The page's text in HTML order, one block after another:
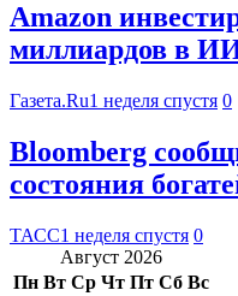
Amazon
миллиардов в
Газета.Ru1 неделя спустя 0
Bloomberg
состояния
ТАСС1 неделя спустя 0
Август 2026
Пн Вт Ср Чт Пт Сб Вс